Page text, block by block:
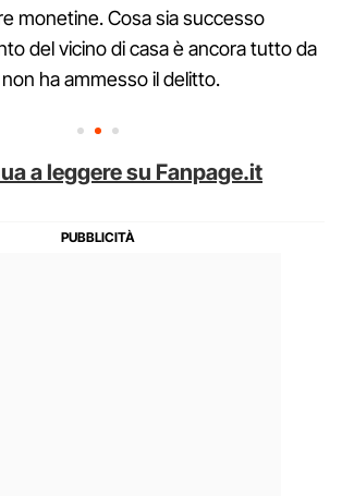
monetine. Cosa sia successo
del vicino di casa è ancora tutto da
ha ammesso il delitto.
a leggere su Fanpage.it